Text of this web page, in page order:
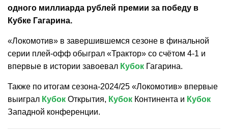
одного миллиарда рублей премии за победу в
Кубке Гагарина.
«Локомотив» в завершившемся сезоне в финальной
серии плей-офф обыграл «Трактор» со счётом 4-1 и
впервые в истории завоевал Кубок Гагарина.
Также по итогам сезона-2024/25 «Локомотив» впервые
выиграл Кубок Открытия, Кубок Континента и Кубок
Западной конференции.